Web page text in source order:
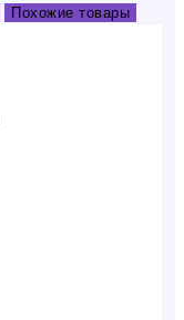
Похожие товары